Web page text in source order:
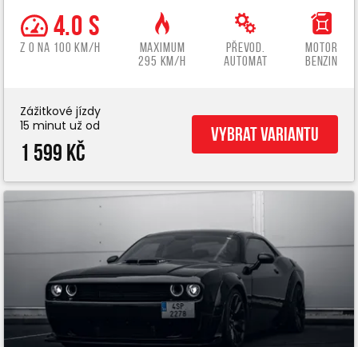
4.0 s
z 0 na 100 km/h
Maximum
295 km/h
Převod.
automat
Motor
benzin
Zážitkové jízdy
15 minut už od
1 599 Kč
Vybrat variantu